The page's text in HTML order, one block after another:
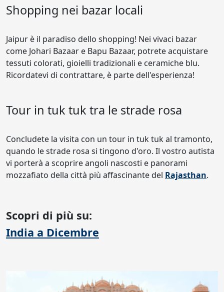
Shopping nei bazar locali
Jaipur è il paradiso dello shopping! Nei vivaci bazar
come Johari Bazaar e Bapu Bazaar, potrete acquistare
tessuti colorati, gioielli tradizionali e ceramiche blu.
Ricordatevi di contrattare, è parte dell'esperienza!
Tour in tuk tuk tra le strade rosa
Concludete la visita con un tour in tuk tuk al tramonto,
quando le strade rosa si tingono d'oro. Il vostro autista
vi porterà a scoprire angoli nascosti e panorami
mozzafiato della città più affascinante del Rajasthan.
Scopri di più su:
India a Dicembre